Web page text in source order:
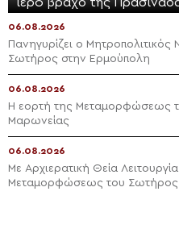
06.08.2026
Πανηγυρίζει ο
Σωτήρος στην Ερμούπολη
06.08.2026
Η εορτή της Μεταμορφώσεως
Μαρωνείας
06.08.2026
Με Αρχιερατική Θεία
Μεταμορφώσεως του Σωτήρος